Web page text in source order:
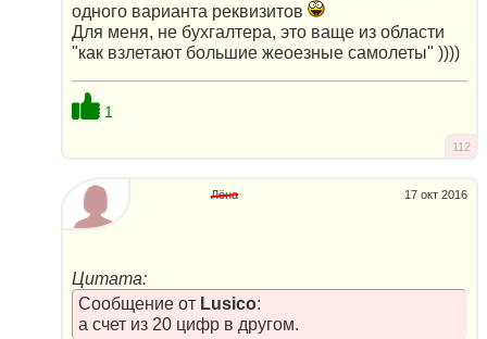
одного варианта реквизитов
Для меня, не бухгалтера, это ваще из области
"как взлетают большие жеоезные самолеты" ))))
1
112
17 окт 2016
Лёна
Цитата:
Сообщение от Lusico:
а счет из 20 цифр в другом.